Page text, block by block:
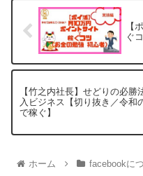
【
ぐ
【竹之内社長】せどりの必
入ビジネス【切り抜き／令和
で稼ぐ】
ホーム facebookに